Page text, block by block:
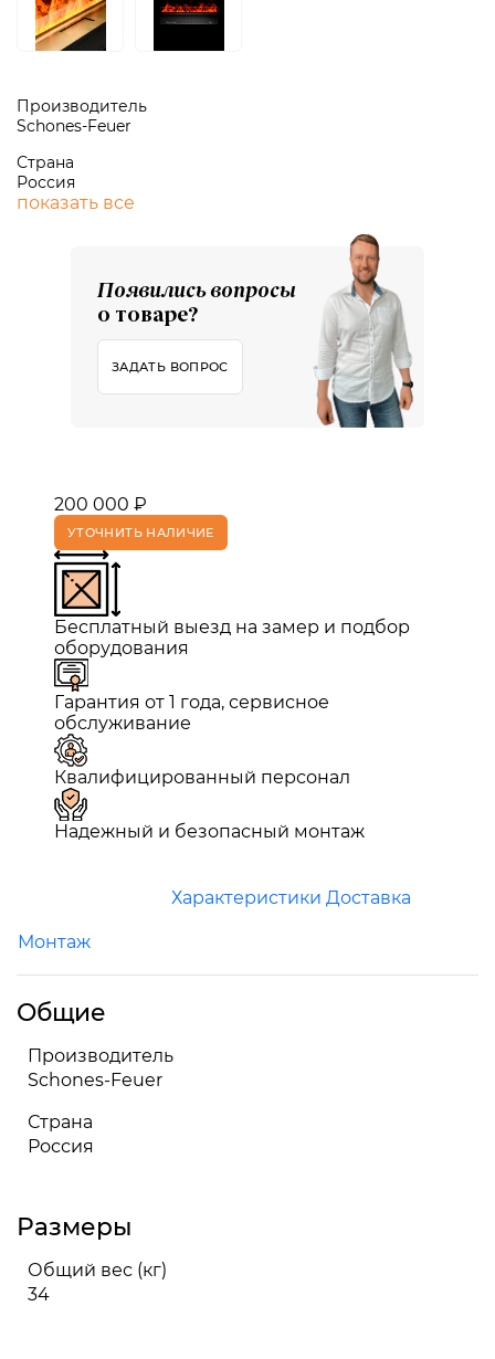
Производитель
Schones-Feuer
Страна
Россия
показать все
Появились вопросы
о товаре?
ЗАДАТЬ ВОПРОС
200 000 ₽
УТОЧНИТЬ НАЛИЧИЕ
Бесплатный выезд на замер и подбор
оборудования
Гарантия от 1 года, сервисное
обслуживание
Квалифицированный персонал
Надежный и безопасный монтаж
Характеристики Доставка
Монтаж
Общие
Производитель
Schones-Feuer
Страна
Россия
Размеры
Общий вес (кг)
34